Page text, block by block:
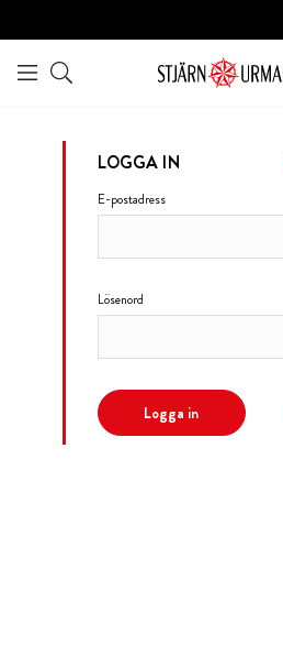
LOGGA IN
E-postadress
Lösenord
Logga in